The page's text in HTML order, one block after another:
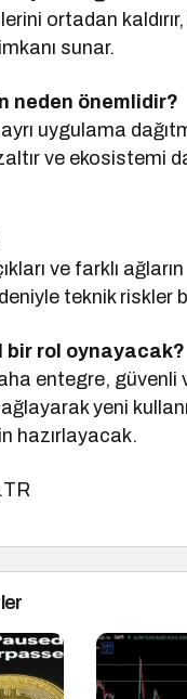
ortadan kaldırır,
sunar.
neden önemlidir?
uygulama
ve ekosistemi
ve farklı ağların
teknik riskler
bir rol oynayacak?
entegre, güvenli
yeni
hazırlayacak.